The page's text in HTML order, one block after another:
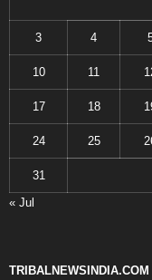
3 4
10 11
17 18
24 25
31
« Jul
TRIBALNEWSINDIA.COM